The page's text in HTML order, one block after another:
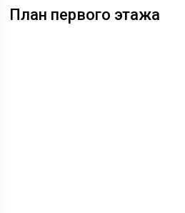
План первого этажа